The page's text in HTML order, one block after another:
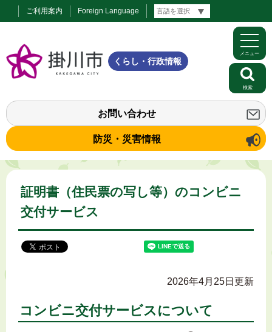
ご利用案内 Foreign Language
くらし・行政情報
お問い合わせ
防災・災害情報
メニュー
検索
証明書（住民票の写し等）のコンビニ
交付サービス
2026年4月25日更新
コンビニ交付サービスについて